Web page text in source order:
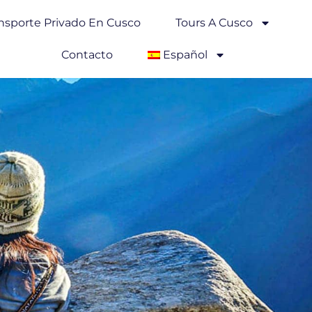
Privado En Cusco Tours A Cusco
Contacto Español